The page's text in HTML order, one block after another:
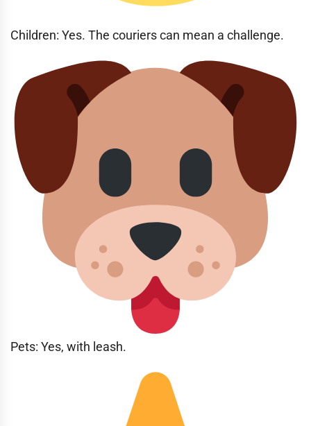
Children: Yes. The couriers can mean a challenge.
Pets: Yes, with leash.